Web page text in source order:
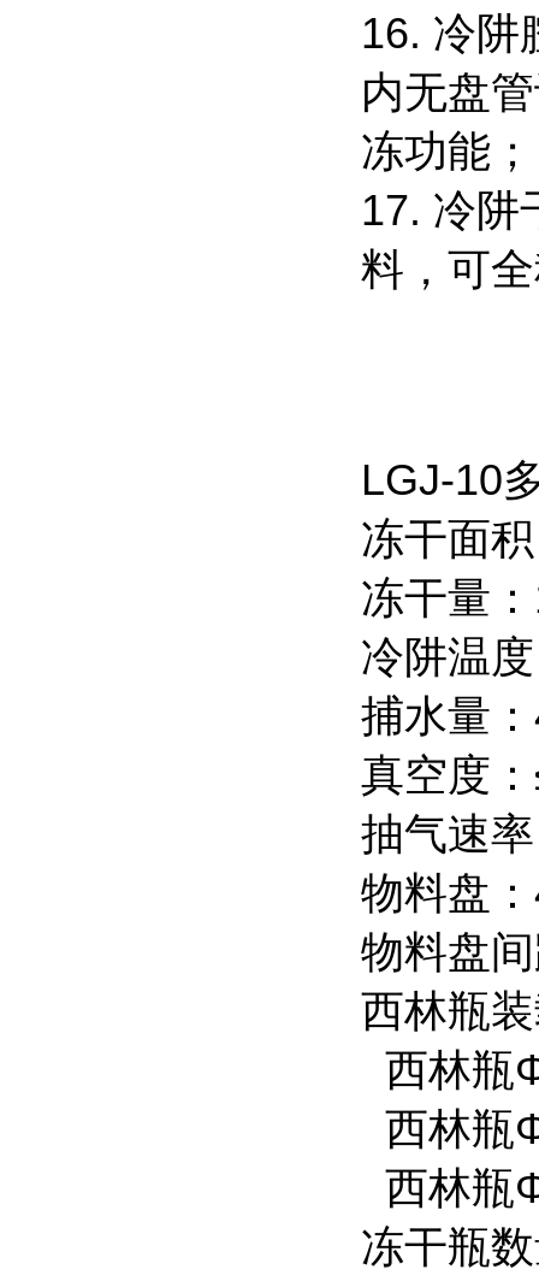
16. 冷阱
内无盘
冻功能
17. 冷阱
料，可
LGJ-10
冻干面
冻干量
冷阱温
捕水量
真空度
抽气速
物料盘
物料盘
西林瓶
西林瓶
西林瓶
西林瓶
冻干瓶